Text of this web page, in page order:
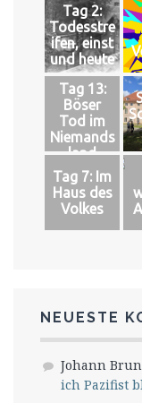
Tag 2:
Todesstre
ifen, einst
und heute
Tag 13:
Böser
Tod im
Niemands
land
Tag 7: Im
Haus des
Volkes
NEUESTE
Johann
ich Pazifist